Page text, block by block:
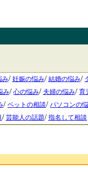
み/ 妊娠の悩み/ 結婚の悩み/
み/ 心の悩み/ 夫婦の悩み/ 育
/ ペットの相談/ パソコンの
/ 芸能人の話題/ 指名して相談